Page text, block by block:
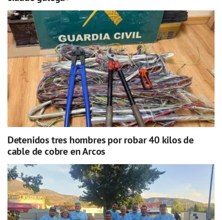
Detenidos tres hombres por robar 40 kilos de
cable de cobre en Arcos